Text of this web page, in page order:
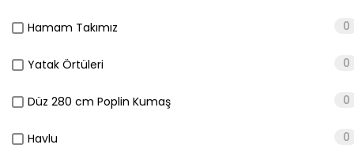
Hamam Takımız 0
Yatak Örtüleri 0
Düz 280 cm Poplin Kumaş 0
Havlu 0